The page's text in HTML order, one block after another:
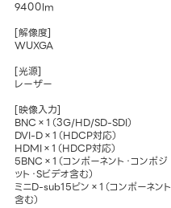
9400lm
[解像度]
WUXGA
[光源]
レーザー
[映像入力]
BNC×1（3G/HD/SD-SDI）
DVI-D×1（HDCP対応）
HDMI×1（HDCP対応）
5BNC×1（コンポーネント・コンポジ
ット・Sビデオ含む）
ミニD-sub15ピン×1（コンポーネント
含む）